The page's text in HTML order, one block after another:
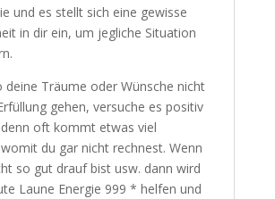
lässt keinen Raum für
sie vertreibt sie und es
gewisse Gelassenheit in dir
deine Träume oder Wünsche
in Erfüllung gehen, versuche es
denn oft kommt etwas
womit du gar nicht rechnest.
nicht so gut drauf bist usw.